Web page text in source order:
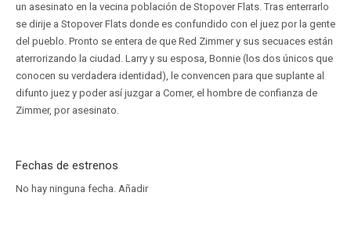
un asesinato en la vecina población de Stopover Flats. Tras enterrarlo
se dirije a Stopover Flats donde es confundido con el juez por la gente
del pueblo. Pronto se entera de que Red Zimmer y sus secuaces están
aterrorizando la ciudad. Larry y su esposa, Bonnie (los dos únicos que
conocen su verdadera identidad), le convencen para que suplante al
difunto juez y poder así juzgar a Comer, el hombre de confianza de
Zimmer, por asesinato.
Fechas de estrenos
No hay ninguna fecha. Añadir